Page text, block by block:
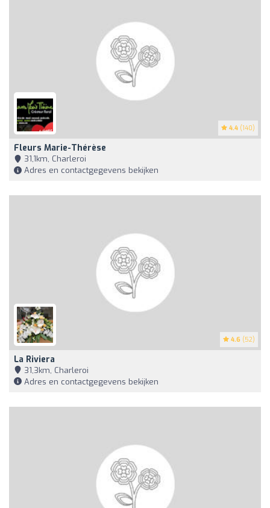
4.4 (140)
Fleurs Marie-Thérèse
31,1km, Charleroi
Adres en contactgegevens bekijken
4.6 (52)
La Riviera
31,3km, Charleroi
Adres en contactgegevens bekijken